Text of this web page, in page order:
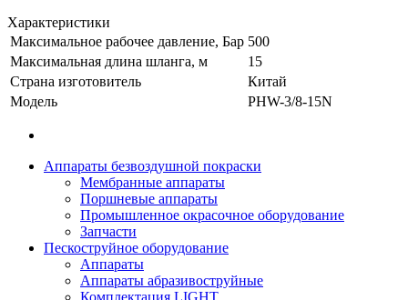
Характеристики
Максимальное рабочее давление, Бар 500
Максимальная длина шланга, м
15
Страна изготовитель
Китай
Модель
PHW-3/8-15N
Аппараты безвоздушной покраски
Мембранные аппараты
Поршневые аппараты
Промышленное окрасочное оборудование
Запчасти
Пескоструйное оборудование
Аппараты
Аппараты абразивоструйные
Комплектация LIGHT